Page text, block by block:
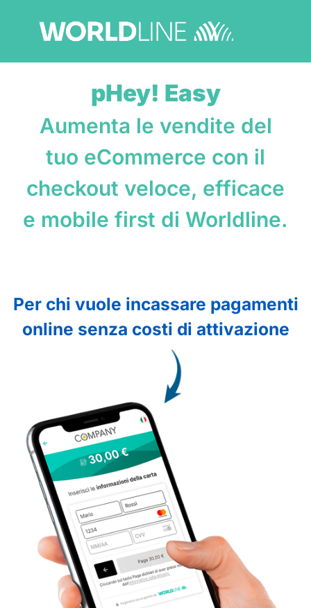
pHey! Easy
Aumenta le vendite del
tuo eCommerce con il
checkout veloce, efficace
e mobile first di Worldline.
Per chi vuole incassare pagamenti
online senza costi di attivazione